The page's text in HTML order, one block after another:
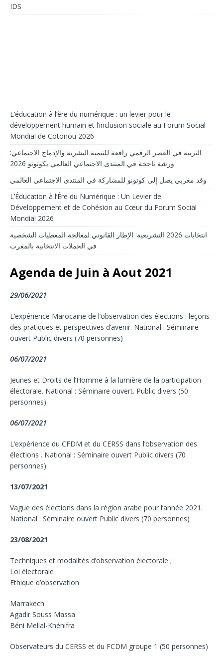
IDS
L’éducation à l’ère du numérique : un levier pour le
développement humain et l’inclusion sociale au Forum Social
Mondial de Cotonou 2026
التربية في العصر الرقمي رافعة للتنمية البشرية والإدماج الاجتماعي:
ورشة ناجحة في المنتدى الاجتماعي العالمي بكوتونو 2026
وفد مغربي يصل إلى كوتونو للمشاركة في المنتدى الاجتماعي العالمي
L’Éducation à l’Ère du Numérique : Un Levier de
Développement et de Cohésion au Cœur du Forum Social
Mondial 2026
انتخابات 2026 التشريعية: الإطار القانوني لمعالجة المعطيات الشخصية
في الحملات الانتخابية بالمغرب
Agenda de Juin à Aout 2021
29/06/2021
L’expérience Marocaine de l’observation des élections : leçons
des pratiques et perspectives d’avenir. National : Séminaire
ouvert Public divers (70 personnes)
06/07/2021
Jeunes et Droits de l’Homme à la lumière de la participation
électorale. National : Séminaire ouvert. Public divers (50
personnes).
06/07/2021
L’expérience du CFDM et du CERSS dans l’observation des
élections . National : Séminaire ouvert Public divers (70
personnes)
13/07/2021
Vague des élections dans la région arabe pour l’année 2021.
National : Séminaire ouvert Public divers (70 personnes)
23/08/2021
Techniques et modalités d’observation électorale ;
Loi électorale
Ethique d’observation
Marrakech
Agadir Souss Massa
Béni Mellal-Khénifra
Observateurs du CERSS et du FCDM groupe 1 (50 personnes)